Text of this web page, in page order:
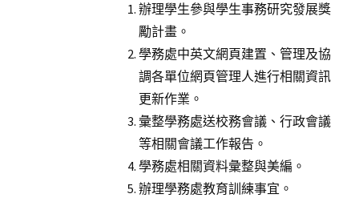
辦理學生參與學生事務研究發展獎
勵計畫。
學務處中英文網頁建置、管理及協
調各單位網頁管理人進行相關資訊
更新作業。
彙整學務處送校務會議、行政會議
等相關會議工作報告。
學務處相關資料彙整與美編。
辦理學務處教育訓練事宜。